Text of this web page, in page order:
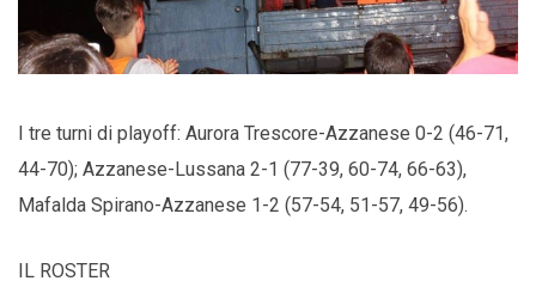
I tre turni di playoff: Aurora Trescore-Azzanese 0-2 (46-71,
44-70); Azzanese-Lussana 2-1 (77-39, 60-74, 66-63),
Mafalda Spirano-Azzanese 1-2 (57-54, 51-57, 49-56).
IL ROSTER